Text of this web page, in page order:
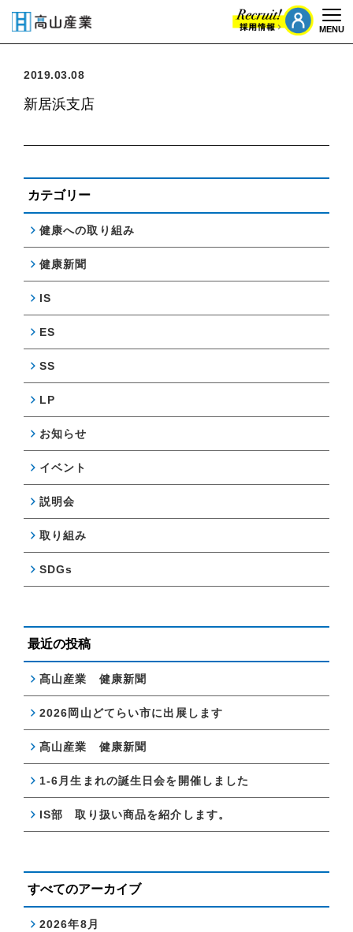
MENU
2019.03.08
新居浜支店
カテゴリー
健康への取り組み
健康新聞
IS
ES
SS
LP
お知らせ
イベント
説明会
取り組み
SDGs
最近の投稿
髙山産業 健康新聞
2026岡山どてらい市に出展します
髙山産業 健康新聞
1-6月生まれの誕生日会を開催しました
IS部 取り扱い商品を紹介します。
すべてのアーカイブ
2026年8月